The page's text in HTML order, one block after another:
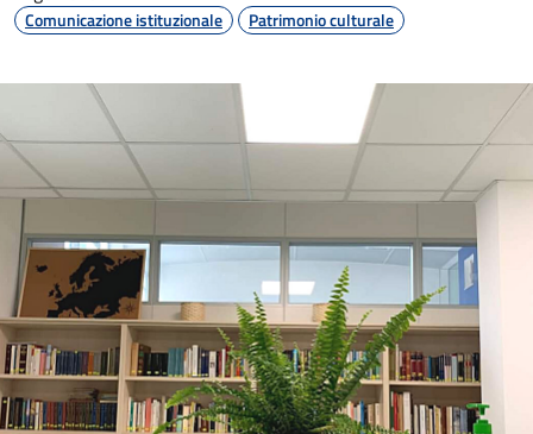
Comunicazione istituzionale Patrimonio culturale